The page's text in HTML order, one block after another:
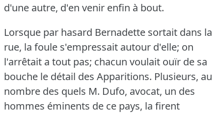
d'une autre, d'en venir enfin à bout.
Lorsque par hasard Bernadette sortait dans la
rue, la foule s'empressait autour d'elle; on
l'arrêtait a tout pas; chacun voulait ouïr de sa
bouche le détail des Apparitions. Plusieurs, au
nombre des quels M. Dufo, avocat, un des
hommes éminents de ce pays, la firent